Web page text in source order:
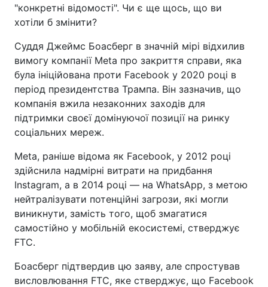
"конкретні відомості". Чи є ще щось, що ви
хотіли б змінити?
Суддя Джеймс Боасберг в значній мірі відхилив
вимогу компанії Meta про закриття справи, яка
була ініційована проти Facebook у 2020 році в
період президентства Трампа. Він зазначив, що
компанія вжила незаконних заходів для
підтримки своєї домінуючої позиції на ринку
соціальних мереж.
Meta, раніше відома як Facebook, у 2012 році
здійснила надмірні витрати на придбання
Instagram, а в 2014 році — на WhatsApp, з метою
нейтралізувати потенційні загрози, які могли
виникнути, замість того, щоб змагатися
самостійно у мобільній екосистемі, стверджує
FTC.
Боасберг підтвердив цю заяву, але спростував
висловлювання FTC, яке стверджує, що Facebook